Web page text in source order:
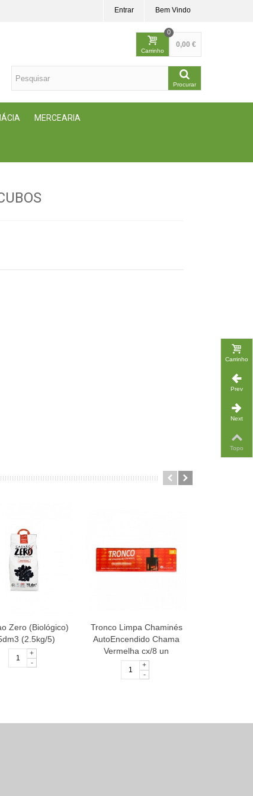
Bem Vindo
Entrar
Carrinho
0
0,00 €
Procurar
MERCEARIA
Zero (Biológico)
(2.5kg/5)
-
+
Tronco Limpa Chaminés
AutoEncendido Chama
Vermelha cx/8 un
-
+
Carrinho
Prev
Next
Topo